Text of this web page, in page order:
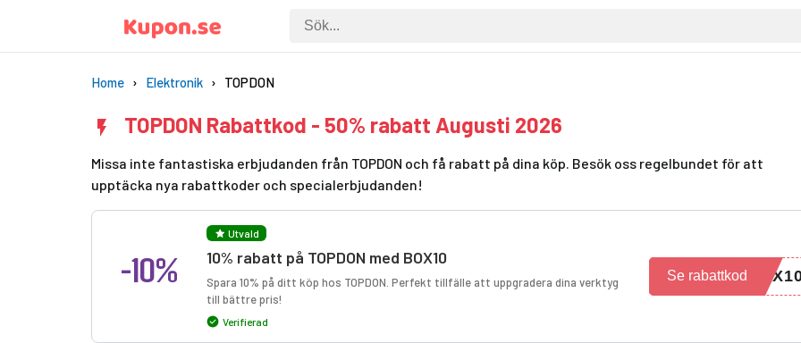
Home Elektronik TOPDON
TOPDON Rabattkod - 50% rabatt Augusti 2026
Missa inte fantastiska erbjudanden från TOPDON och få rabatt på dina köp. Besök oss regelbundet för att
upptäcka nya rabattkoder och specialerbjudanden!
-10%
Utvald
10% rabatt på TOPDON med BOX10
Spara 10% på ditt köp hos TOPDON. Perfekt tillfälle att uppgradera dina verktyg
till bättre pris!
Verifierad
Se rabattkod